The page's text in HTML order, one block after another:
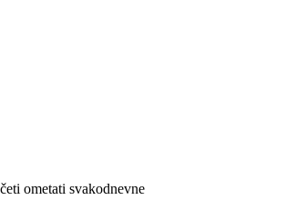
ometati svakodnevne